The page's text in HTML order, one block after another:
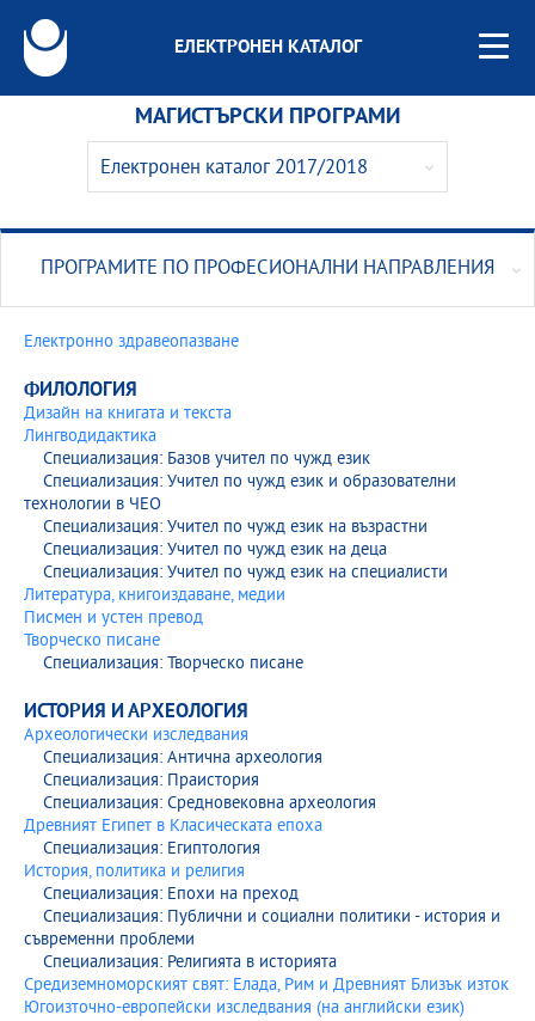
ЕЛЕКТРОНЕН КАТАЛОГ
МАГИСТЪРСКИ ПРОГРАМИ
Електронен каталог 2017/2018
Електронен каталог 2025/2026
Електронен каталог 2022/2023
Електронен каталог 2021/2022
Електронен каталог 2020/2021
Електронен каталог 2019/2020
Електронен каталог 2018/2019
Електронен каталог 2017/2018
Електронен каталог 2016/2017
Електронен каталог 2015/2016
Електронен каталог 2014/2015
Електронен каталог 2013/2014
ПРОГРАМИТЕ ПО ПРОФЕСИОНАЛНИ НАПРАВЛЕНИЯ
Електронно здравеопазване
ФИЛОЛОГИЯ
Дизайн на книгата и текста
Лингводидактика
Специализация: Базов учител по чужд език
Специализация: Учител по чужд език и образователни
технологии в ЧЕО
Специализация: Учител по чужд език на възрастни
Специализация: Учител по чужд език на деца
Специализация: Учител по чужд език на специалисти
Литература, книгоиздаване, медии
Писмен и устен превод
Творческо писане
Специализация: Творческо писане
ИСТОРИЯ И АРХЕОЛОГИЯ
Археологически изследвания
Специализация: Антична археология
Специализация: Праистория
Специализация: Средновековна археология
Древният Египет в Класическата епоха
Специализация: Египтология
История, политика и религия
Специализация: Епохи на преход
Специализация: Публични и социални политики - история и
съвременни проблеми
Специализация: Религията в историята
Средиземноморският свят: Елада, Рим и Древният Близък изток
Югоизточно-европейски изследвания (на английски език)